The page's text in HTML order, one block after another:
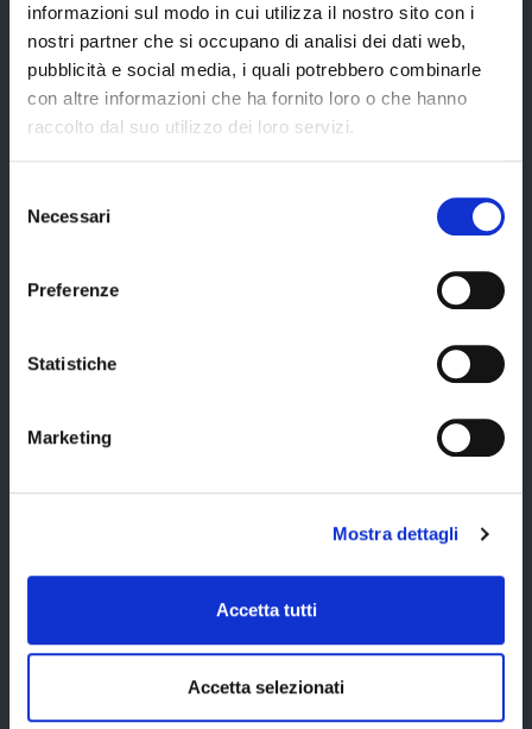
informazioni sul modo in cui utilizza il nostro sito con i
nostri partner che si occupano di analisi dei dati web,
pubblicità e social media, i quali potrebbero combinarle
con altre informazioni che ha fornito loro o che hanno
raccolto dal suo utilizzo dei loro servizi.
delNecessari
Preferenze
Statistiche
Marketing
Mostra dettagli
Accetta tutti
Accetta selezionati
Servizi online
Modulistica
URP
Strumenti di Tutela Amministrativa e Giurisdizionale
Archivio e Biblioteca
Ufficio Associato del Contenzioso tributario e della consulenza fiscale
Servizi agli Enti pubblici del territorio
Cerca persone
La Provincia informa
Amministrazione trasparente